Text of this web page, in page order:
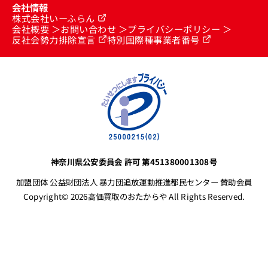
会社情報
株式会社いーふらん
会社概要
お問い合わせ
プライバシーポリシー
反社会勢力排除宣言
特別国際種事業者番号
神奈川県公安委員会 許可 第451380001308号
加盟団体 公益財団法人 暴力団追放運動推進都民センター 賛助会員
Copyright© 2026高価買取のおたからや All Rights Reserved.